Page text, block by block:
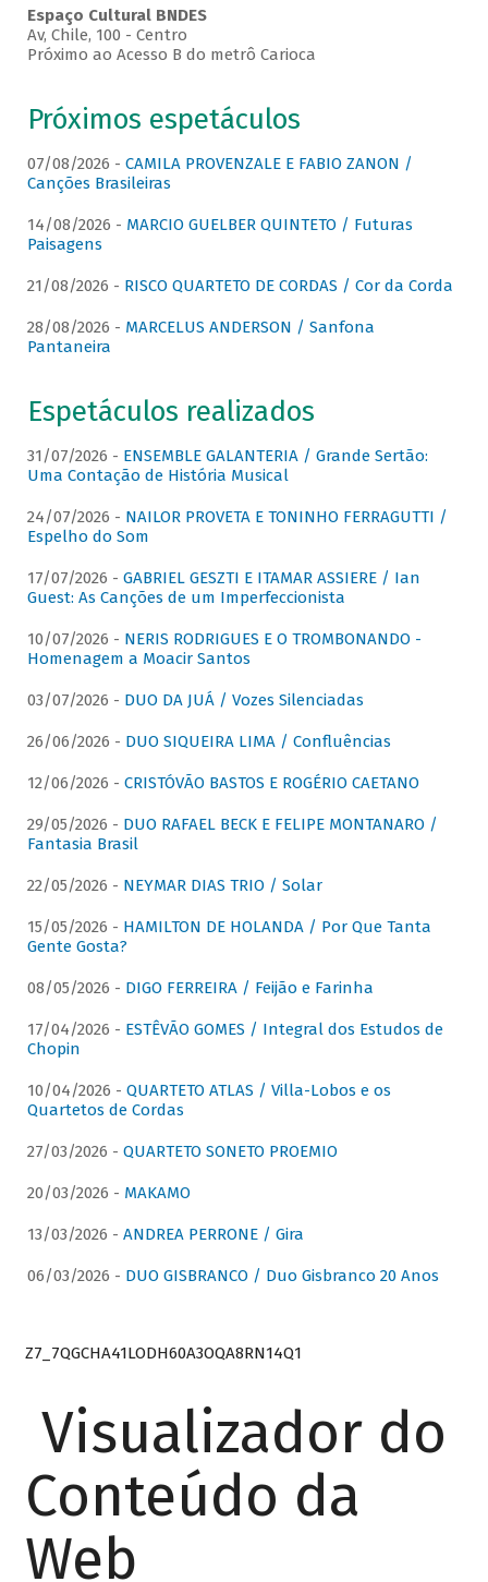
Espaço Cultural BNDES
Av, Chile, 100 - Centro
Próximo ao Acesso B do metrô Carioca
Próximos espetáculos
07/08/2026 - CAMILA PROVENZALE E FABIO ZANON /
Canções Brasileiras
14/08/2026 - MARCIO GUELBER QUINTETO / Futuras
Paisagens
21/08/2026 - RISCO QUARTETO DE CORDAS / Cor da Corda
28/08/2026 - MARCELUS ANDERSON / Sanfona
Pantaneira
Espetáculos realizados
31/07/2026 - ENSEMBLE GALANTERIA / Grande Sertão:
Uma Contação de História Musical
24/07/2026 - NAILOR PROVETA E TONINHO FERRAGUTTI /
Espelho do Som
17/07/2026 - GABRIEL GESZTI E ITAMAR ASSIERE / Ian
Guest: As Canções de um Imperfeccionista
10/07/2026 - NERIS RODRIGUES E O TROMBONANDO -
Homenagem a Moacir Santos
03/07/2026 - DUO DA JUÁ / Vozes Silenciadas
26/06/2026 - DUO SIQUEIRA LIMA / Confluências
12/06/2026 - CRISTÓVÃO BASTOS E ROGÉRIO CAETANO
29/05/2026 - DUO RAFAEL BECK E FELIPE MONTANARO /
Fantasia Brasil
22/05/2026 - NEYMAR DIAS TRIO / Solar
15/05/2026 - HAMILTON DE HOLANDA / Por Que Tanta
Gente Gosta?
08/05/2026 - DIGO FERREIRA / Feijão e Farinha
17/04/2026 - ESTÊVÃO GOMES / Integral dos Estudos de
Chopin
10/04/2026 - QUARTETO ATLAS / Villa-Lobos e os
Quartetos de Cordas
27/03/2026 - QUARTETO SONETO PROEMIO
20/03/2026 - MAKAMO
13/03/2026 - ANDREA PERRONE / Gira
06/03/2026 - DUO GISBRANCO / Duo Gisbranco 20 Anos
Z7_7QGCHA41LODH60A3OQA8RN14Q1
Visualizador do
Conteúdo da
Web